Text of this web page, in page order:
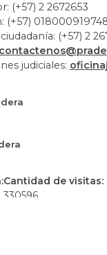
(+57) 2 2672653
(+57)
(+57) 2
judiciales:
Cantidad de visitas:
330596